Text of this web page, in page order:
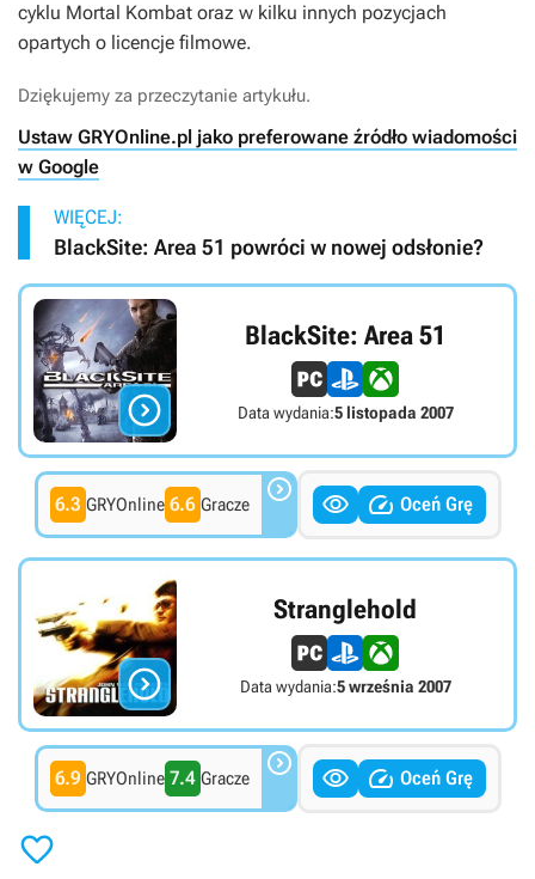
cyklu Mortal Kombat oraz w kilku innych pozycjach
opartych o licencje filmowe.
Dziękujemy za przeczytanie artykułu.
Ustaw GRYOnline.pl jako preferowane źródło wiadomości
w Google
WIĘCEJ:
BlackSite: Area 51 powróci w nowej odsłonie?

BlackSite: Area 51
Data wydania:5 listopada 2007
6.3 GRYOnline 6.6 Gracze    Oceń Grę

Stranglehold
Data wydania:5 września 2007
6.9 GRYOnline 7.4 Gracze    Oceń Grę
